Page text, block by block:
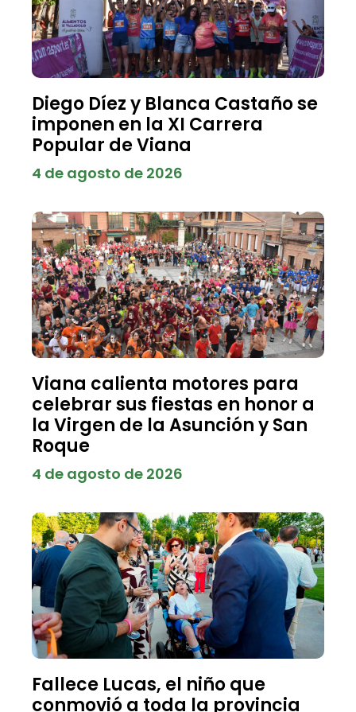
Diego Díez y Blanca Castaño se
imponen en la XI Carrera
Popular de Viana
4 de agosto de 2026
Viana calienta motores para
celebrar sus fiestas en honor a
la Virgen de la Asunción y San
Roque
4 de agosto de 2026
Fallece Lucas, el niño que
conmovió a toda la provincia